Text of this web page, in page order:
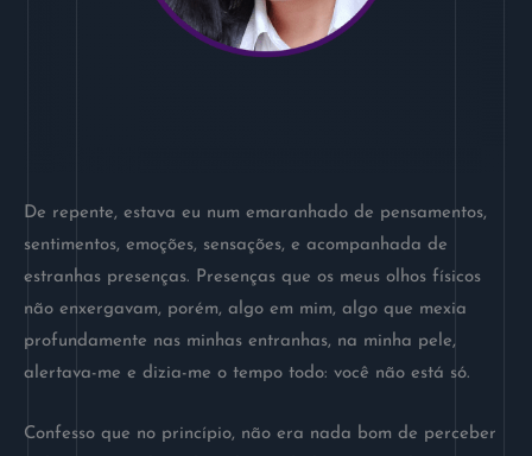
De repente, estava eu num emaranhado de pensamentos,
sentimentos, emoções, sensações, e acompanhada de
estranhas presenças. Presenças que os meus olhos físicos
não enxergavam, porém, algo em mim, algo que mexia
profundamente nas minhas entranhas, na minha pele,
alertava-me e dizia-me o tempo todo: você não está só.
Confesso que no princípio, não era nada bom de perceber